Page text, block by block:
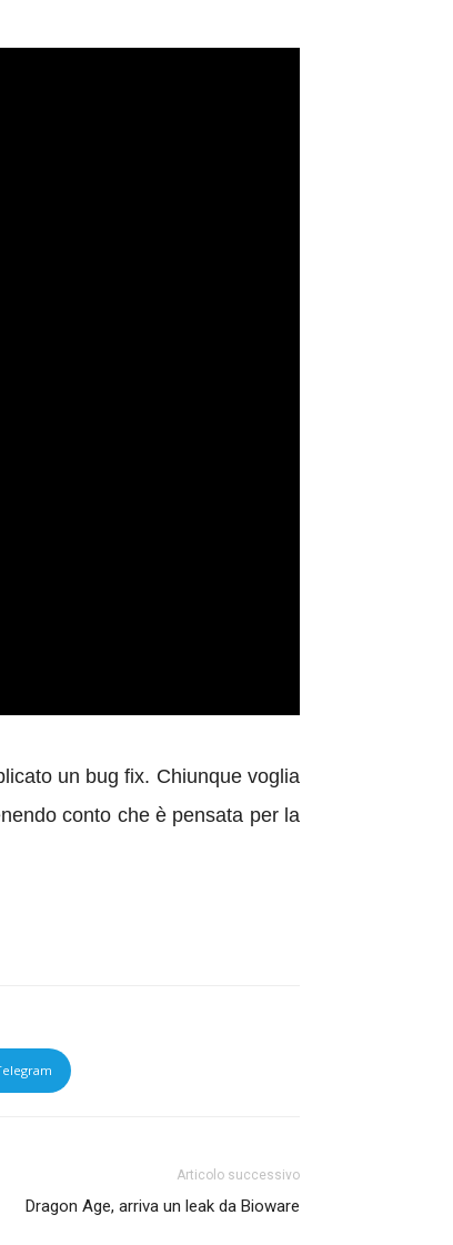
un bug fix. Chiunque voglia
conto che è pensata per la
Articolo successivo
Dragon Age, arriva un leak da Bioware